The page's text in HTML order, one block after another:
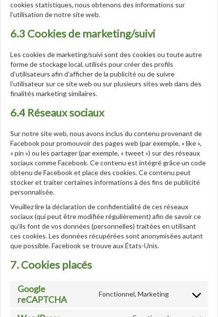
cookies statistiques, nous obtenons des informations sur
l’utilisation de notre site web.
6.3 Cookies de marketing/suivi
Les cookies de marketing/suivi sont des cookies ou toute autre
forme de stockage local, utilisés pour créer des profils
d’utilisateurs afin d’afficher de la publicité ou de suivre
l’utilisateur sur ce site web ou sur plusieurs sites web dans des
finalités marketing similaires.
6.4 Réseaux sociaux
Sur notre site web, nous avons inclus du contenu provenant de
Facebook pour promouvoir des pages web (par exemple, « like »,
« pin ») ou les partager (par exemple, « tweet ») sur des réseaux
sociaux comme Facebook. Ce contenu est intégré grâce un code
obtenu de Facebook et place des cookies. Ce contenu peut
stocker et traiter certaines informations à des fins de publicité
personnalisée.
Veuillez lire la déclaration de confidentialité de ces réseaux
sociaux (qui peut être modifiée régulièrement) afin de savoir ce
qu’ils font de vos données (personnelles) traitées en utilisant
ces cookies. Les données récupérées sont anonymisées autant
que possible. Facebook se trouve aux États-Unis.
7. Cookies placés
Google
reCAPTCHA
Fonctionnel, Marketing
Consent